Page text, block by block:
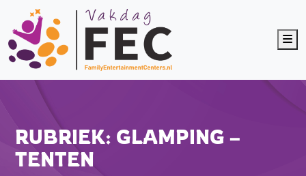
RUBRIEK: GLAMPING –
TENTEN